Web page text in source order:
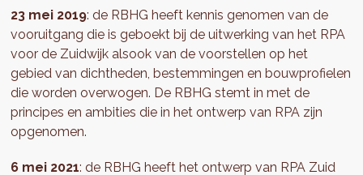
23 mei 2019: de RBHG heeft kennis genomen van de
vooruitgang die is geboekt bij de uitwerking van het RPA
voor de Zuidwijk alsook van de voorstellen op het
gebied van dichtheden, bestemmingen en bouwprofielen
die worden overwogen. De RBHG stemt in met de
principes en ambities die in het ontwerp van RPA zijn
opgenomen.
6 mei 2021: de RBHG heeft het ontwerp van RPA Zuid